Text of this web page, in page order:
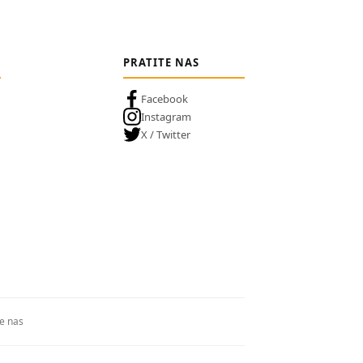
PRATITE NAS
Facebook
Instagram
X / Twitter
nas